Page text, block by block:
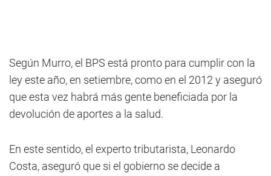
Según Murro, el BPS está pronto para cumplir con la
ley este año, en setiembre, como en el 2012 y aseguró
que esta vez habrá más gente beneficiada por la
devolución de aportes a la salud.
En este sentido, el experto tributarista, Leonardo
Costa, aseguró que si el gobierno se decide a